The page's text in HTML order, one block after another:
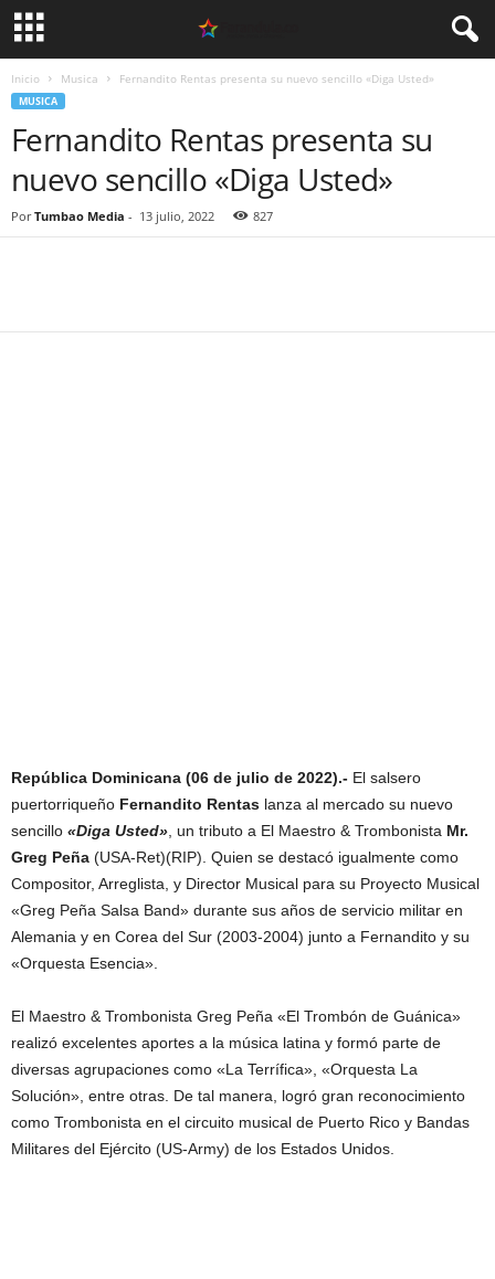
Inicio Musica Fernandito Rentas presenta su nuevo sencillo «Diga Usted»
MUSICA
Fernandito Rentas presenta su
nuevo sencillo «Diga Usted»
Por Tumbao Media - 13 julio, 2022 827
República Dominicana (06 de julio de 2022).- El salsero
puertorriqueño Fernandito Rentas lanza al mercado su nuevo
sencillo «Diga Usted», un tributo a El Maestro & Trombonista Mr.
Greg Peña (USA-Ret)(RIP). Quien se destacó igualmente como
Compositor, Arreglista, y Director Musical para su Proyecto Musical
«Greg Peña Salsa Band» durante sus años de servicio militar en
Alemania y en Corea del Sur (2003-2004) junto a Fernandito y su
«Orquesta Esencia».
El Maestro & Trombonista Greg Peña «El Trombón de Guánica»
realizó excelentes aportes a la música latina y formó parte de
diversas agrupaciones como «La Terrífica», «Orquesta La
Solución», entre otras. De tal manera, logró gran reconocimiento
como Trombonista en el circuito musical de Puerto Rico y Bandas
Militares del Ejército (US-Army) de los Estados Unidos.